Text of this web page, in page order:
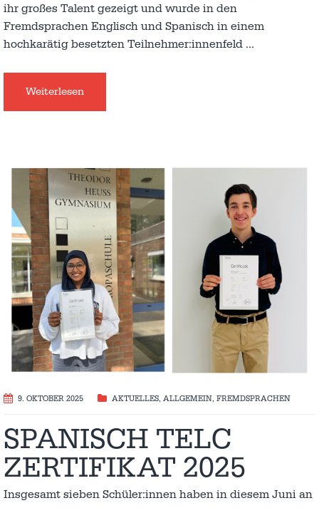
ihr großes Talent gezeigt und wurde in den
Fremdsprachen Englisch und Spanisch in einem
hochkarätig besetzten Teilnehmer:innenfeld …
Weiterlesen
9. OKTOBER 2025 AKTUELLES, ALLGEMEIN, FREMDSPRACHEN
SPANISCH TELC
ZERTIFIKAT 2025
Insgesamt sieben Schüler:innen haben in diesem Juni an